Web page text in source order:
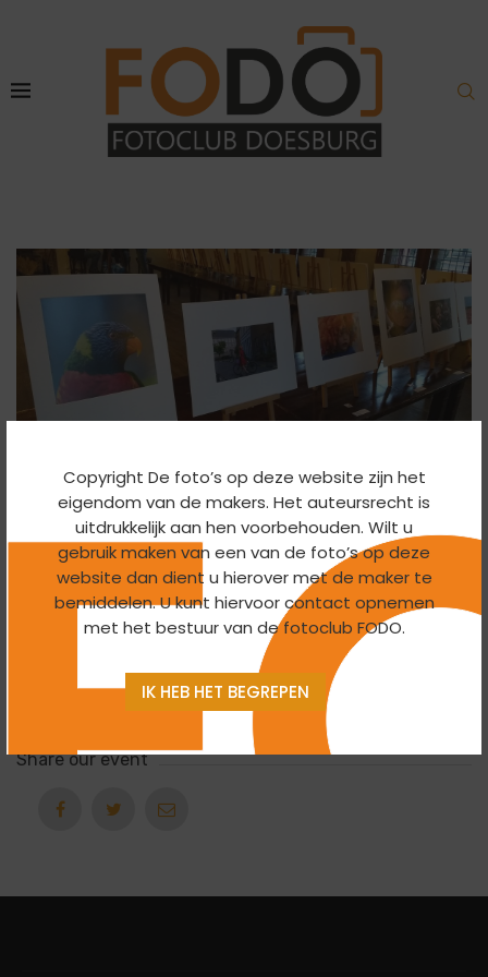
Copyright De foto’s op deze website zijn het
eigendom van de makers. Het auteursrecht is
uitdrukkelijk aan hen voorbehouden. Wilt u
gebruik maken van een van de foto’s op deze
website dan dient u hierover met de maker te
bemiddelen. U kunt hiervoor contact opnemen
met het bestuur van de fotoclub FODO.
IK HEB HET BEGREPEN
Expositie
12:006 December 2026To 17:004 January 2026
Organizer
Themagroep
Google Calendar
Share our event